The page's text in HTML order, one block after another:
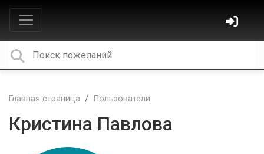
Главная страница Пользователи
Кристина Павлова